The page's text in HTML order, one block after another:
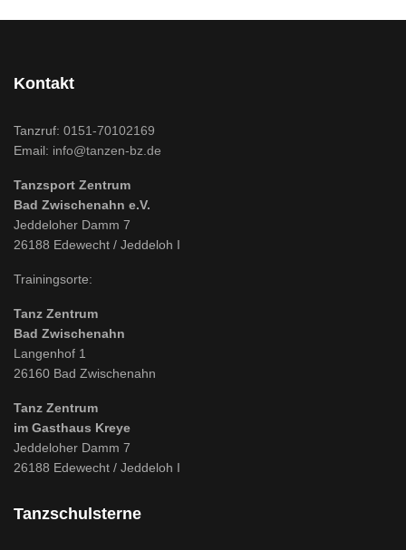
Kontakt
Tanzruf: 0151-70102169
Email: info@tanzen-bz.de
Tanzsport Zentrum
Bad Zwischenahn e.V.
Jeddeloher Damm 7
26188 Edewecht / Jeddeloh I
Trainingsorte:
Tanz Zentrum
Bad Zwischenahn
Langenhof 1
26160 Bad Zwischenahn
Tanz Zentrum
im Gasthaus Kreye
Jeddeloher Damm 7
26188 Edewecht / Jeddeloh I
Tanzschulsterne